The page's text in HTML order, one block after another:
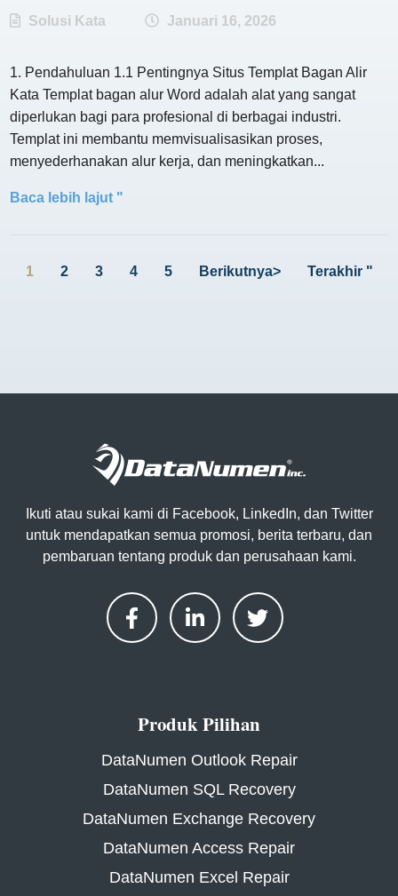
Solusi Kata Januari 16, 2026
1. Pendahuluan 1.1 Pentingnya Situs Templat Bagan Alir
Kata Templat bagan alur Word adalah alat yang sangat
diperlukan bagi para profesional di berbagai industri.
Templat ini membantu memvisualisasikan proses,
menyederhanakan alur kerja, dan meningkatkan...
Baca lebih lajut "
1 2 3 4 5 Berikutnya> Terakhir "
Ikuti atau sukai kami di Facebook, LinkedIn, dan Twitter
untuk mendapatkan semua promosi, berita terbaru, dan
pembaruan tentang produk dan perusahaan kami.
Produk Pilihan
DataNumen Outlook Repair
DataNumen SQL Recovery
DataNumen Exchange Recovery
DataNumen Access Repair
DataNumen Excel Repair